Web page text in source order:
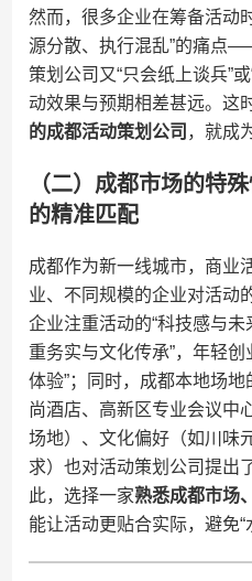
然而，很多企业在筹备活动
源分散、执行混乱”的痛点
策划公司又“只会纸上谈兵”
动效果与预期相差甚远。这
的成都活动策划公司​ ，就成
（二）成都市场的特
的精准匹配
成都作为新一线城市，商业
业、不同规模的企业对活动
企业注重活动的“科技感与未
重务实与文化传承”，年轻
体验”；同时，成都本地场
尚酒店、高新区专业会议中
场地）、文化偏好（如川味
求）也对活动策划公司提出
此，选择一家​熟悉成都市场
能让活动更贴合实际，避免“